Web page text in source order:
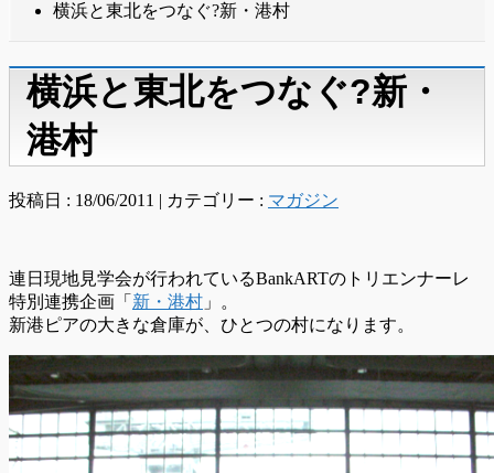
横浜と東北をつなぐ?新・港村
横浜と東北をつなぐ?新・
港村
投稿日 : 18/06/2011 | カテゴリー : マガジン
連日現地見学会が行われているBankARTのトリエンナーレ
特別連携企画「 新・港村 」。
新港ピアの大きな倉庫が、ひとつの村になります。